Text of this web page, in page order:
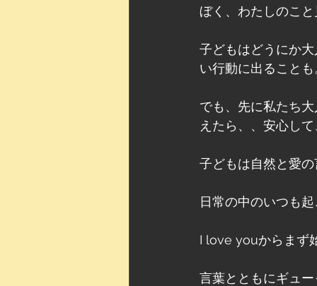
ぼく、わたしのこ
子どもはどうにか
い行動に出ることも
でも、先に私たち
えたら、、安心し
子どもは自然と愛
日常の中のいつも
I love youからまず
言葉とともにギュ